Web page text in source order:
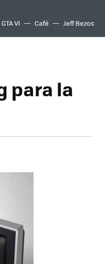
GTA VI Café Jeff Bezos
para la